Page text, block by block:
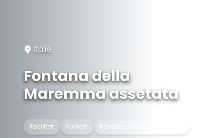
Italië
Fontana della
Maremma assetata
Faciliteit Fontein Italiaans nationaal erfgoed